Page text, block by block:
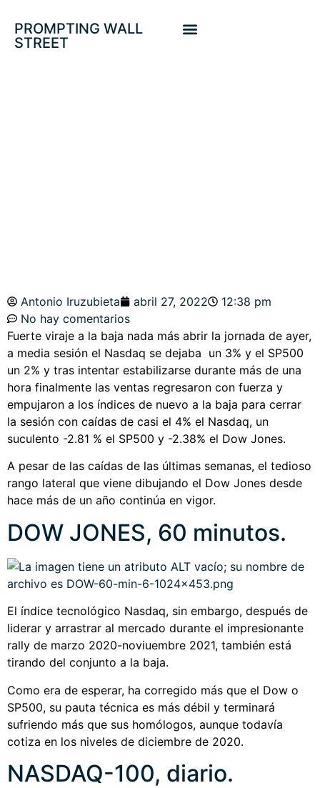
PROMPTING WALL
STREET
Antonio Iruzubieta abril 27, 2022
12:38 pm
No hay comentarios
Fuerte viraje a la baja nada más abrir la jornada de ayer,
a media sesión el Nasdaq se dejaba un 3% y el SP500
un 2% y tras intentar estabilizarse durante más de una
hora finalmente las ventas regresaron con fuerza y
empujaron a los índices de nuevo a la baja para cerrar
la sesión con caídas de casi el 4% el Nasdaq, un
suculento -2.81 % el SP500 y -2.38% el Dow Jones.
A pesar de las caídas de las últimas semanas, el tedioso
rango lateral que viene dibujando el Dow Jones desde
hace más de un año continúa en vigor.
DOW JONES, 60 minutos.
El índice tecnológico Nasdaq, sin embargo, después de
liderar y arrastrar al mercado durante el impresionante
rally de marzo 2020-noviuembre 2021, también está
tirando del conjunto a la baja.
Como era de esperar, ha corregido más que el Dow o
SP500, su pauta técnica es más débil y terminará
sufriendo más que sus homólogos, aunque todavía
cotiza en los niveles de diciembre de 2020.
NASDAQ-100, diario.